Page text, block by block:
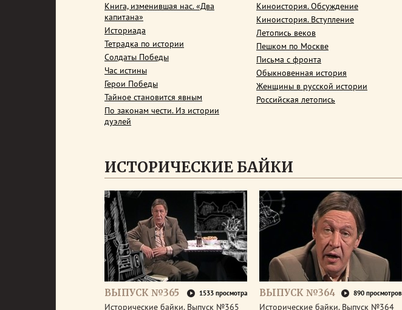
Книга, изменившая нас. «Два
капитана»
Историада
Тетрадка по истории
Солдаты Победы
Час истины
Герои Победы
Тайное становится явным
По законам чести. Из истории
дуэлей
Киноистория. Обсуждение
Киноистория. Вступление
Летопись веков
Пешком по Москве
Письма с фронта
Обыкновенная история
Женщины в русской истории
Российская летопись
ИСТОРИЧЕСКИЕ БАЙКИ
ВЫПУСК №365 1533 просмотра
Исторические байки. Выпуск №365
ВЫПУСК №364 890 просмотров
Исторические байки. Выпуск №364